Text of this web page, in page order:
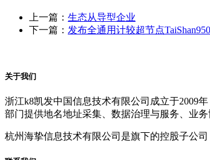
上一篇： 生态从导型企业
下一篇： 发布全通用计较超节点
关于我们
浙江k8凯发中国信息技术有限公司成立于2009
部门提供地名地址采集、数据治理与服务、业
杭州海挚信息技术有限公司是旗下的控股子公